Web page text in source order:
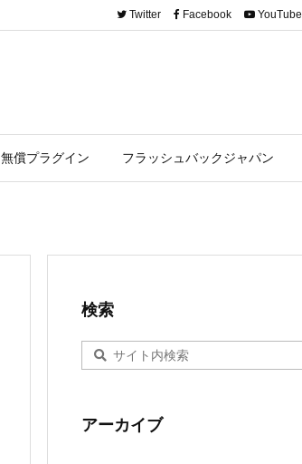
無償プラグイン フラッシュバックジャパン
Twitter Facebook YouTube
検索
アーカイブ